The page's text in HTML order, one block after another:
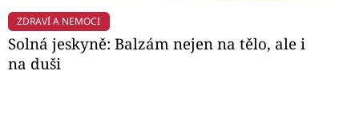
ZDRAVÍ A NEMOCI
Solná jeskyně: Balzám nejen na tělo, ale i
na duši